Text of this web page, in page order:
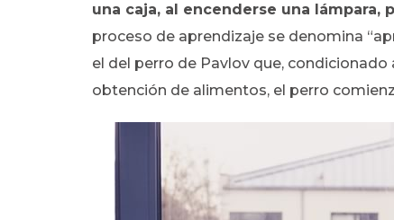
una caja, al encenderse una lámpara,
proceso de aprendizaje se denomina
el del perro de Pavlov que,
obtención de alimentos, el perro